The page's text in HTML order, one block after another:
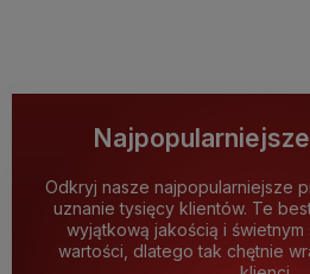
Odkryj nasze najpopularniejsze
uznanie tysięcy klientów. Te
wyjątkową jakością i
wartości, dlatego tak chętnie